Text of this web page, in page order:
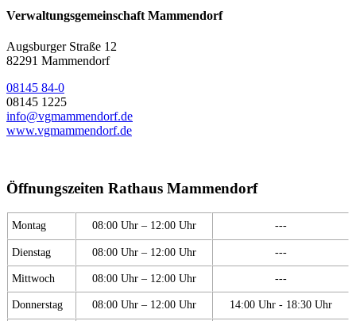
Verwaltungsgemeinschaft Mammendorf
Augsburger Straße 12
82291 Mammendorf
08145 84-0
08145 1225
info@vgmammendorf.de
www.vgmammendorf.de
Öffnungszeiten Rathaus Mammendorf
Montag 08:00 Uhr – 12:00 Uhr ---
Dienstag 08:00 Uhr – 12:00 Uhr ---
Mittwoch 08:00 Uhr – 12:00 Uhr ---
Donnerstag 08:00 Uhr – 12:00 Uhr 14:00 Uhr - 18:30 Uhr